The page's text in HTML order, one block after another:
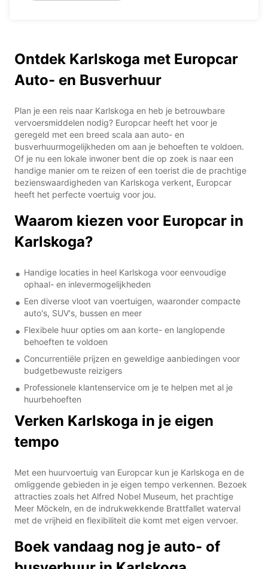
Ontdek Karlskoga met Europcar
Auto- en Busverhuur
Plan je een reis naar Karlskoga en heb je betrouwbare
vervoersmiddelen nodig? Europcar heeft het voor je
geregeld met een breed scala aan auto- en
busverhuurmogelijkheden om aan je behoeften te voldoen.
Of je nu een lokale inwoner bent die op zoek is naar een
handige manier om te reizen of een toerist die de prachtige
bezienswaardigheden van Karlskoga verkent, Europcar
heeft het perfecte voertuig voor jou.
Waarom kiezen voor Europcar in
Karlskoga?
Handige locaties in heel Karlskoga voor eenvoudige
ophaal- en inlevermogelijkheden
Een diverse vloot van voertuigen, waaronder compacte
auto's, SUV's, bussen en meer
Flexibele huur opties om aan korte- en langlopende
behoeften te voldoen
Concurrentiële prijzen en geweldige aanbiedingen voor
budgetbewuste reizigers
Professionele klantenservice om je te helpen met al je
huurbehoeften
Verken Karlskoga in je eigen
tempo
Met een huurvoertuig van Europcar kun je Karlskoga en de
omliggende gebieden in je eigen tempo verkennen. Bezoek
attracties zoals het Alfred Nobel Museum, het prachtige
Meer Möckeln, en de indrukwekkende Brattfallet waterval
met de vrijheid en flexibiliteit die komt met eigen vervoer.
Boek vandaag nog je auto- of